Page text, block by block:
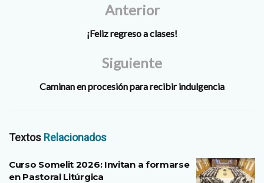
Anterior
¡Feliz regreso a clases!
Siguiente
Caminan en procesión para recibir indulgencia
Textos Relacionados
Curso Somelit 2026: Invitan a formarse
en Pastoral Litúrgica